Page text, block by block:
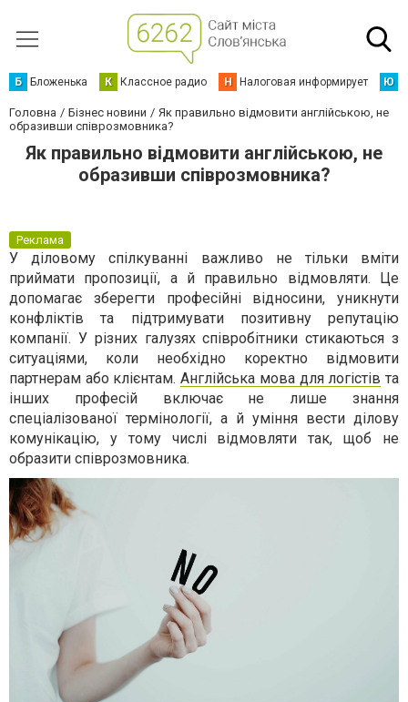
Б Бложенька К Классное радио Н Налоговая информирует Ю
Головна Бізнес новини
Як правильно відмовити англійською, не
образивши співрозмовника?
Як правильно відмовити англійською, не
образивши співрозмовника?
Реклама
У діловому спілкуванні важливо не тільки вміти
приймати пропозиції, а й правильно відмовляти. Це
допомагає зберегти професійні відносини, уникнути
конфліктів та підтримувати позитивну репутацію
компанії. У різних галузях співробітники стикаються з
ситуаціями, коли необхідно коректно відмовити
партнерам або клієнтам.Англійська мова для логістів та
інших професій включає не лише знання
спеціалізованої термінології, а й уміння вести ділову
комунікацію, у тому числі відмовляти так, щоб не
образити співрозмовника.